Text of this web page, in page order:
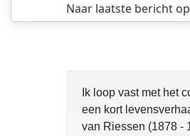
Naar laatste berichtop
Ik loop vast met het
een kort
van Riessen (1878 -